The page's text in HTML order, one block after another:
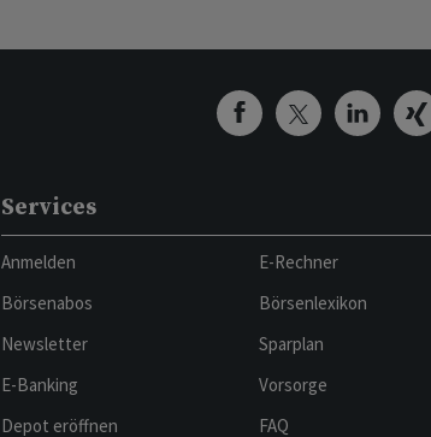
Services
Anmelden
Börsenabos
Newsletter
E-Banking
Depot eröffnen
E-Rechner
Börsenlexikon
Sparplan
Vorsorge
FAQ